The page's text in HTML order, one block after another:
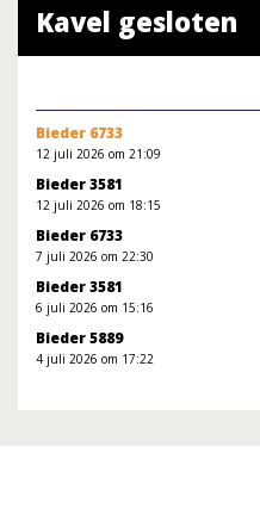
Kavel gesloten
Bieder 6733
12 juli 2026 om 21:09
Bieder 3581
12 juli 2026 om 18:15
Bieder 6733
7 juli 2026 om 22:30
Bieder 3581
6 juli 2026 om 15:16
Bieder 5889
4 juli 2026 om 17:22